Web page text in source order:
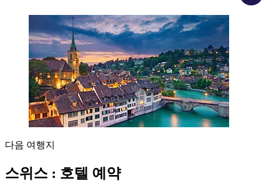
다음 여행지
스위스 : 호텔 예약